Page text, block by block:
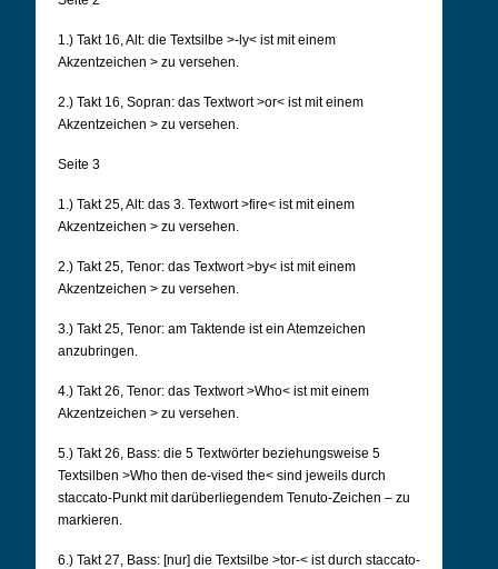
1.) Takt 16, Alt: die Textsilbe >-ly< ist mit einem
Akzentzeichen > zu versehen.
2.) Takt 16, Sopran: das Textwort >or< ist mit einem
Akzentzeichen > zu versehen.
Seite 3
1.) Takt 25, Alt: das 3. Textwort >fire< ist mit einem
Akzentzeichen > zu versehen.
2.) Takt 25, Tenor: das Textwort >by< ist mit einem
Akzentzeichen > zu versehen.
3.) Takt 25, Tenor: am Taktende ist ein Atemzeichen
anzubringen.
4.) Takt 26, Tenor: das Textwort >Who< ist mit einem
Akzentzeichen > zu versehen.
5.) Takt 26, Bass: die 5 Textwörter beziehungsweise 5
Textsilben >Who then de-vised the< sind jeweils durch
staccato-Punkt mit darüberliegendem Tenuto-Zeichen – zu
markieren.
6.) Takt 27, Bass: [nur] die Textsilbe >tor-< ist durch staccato-